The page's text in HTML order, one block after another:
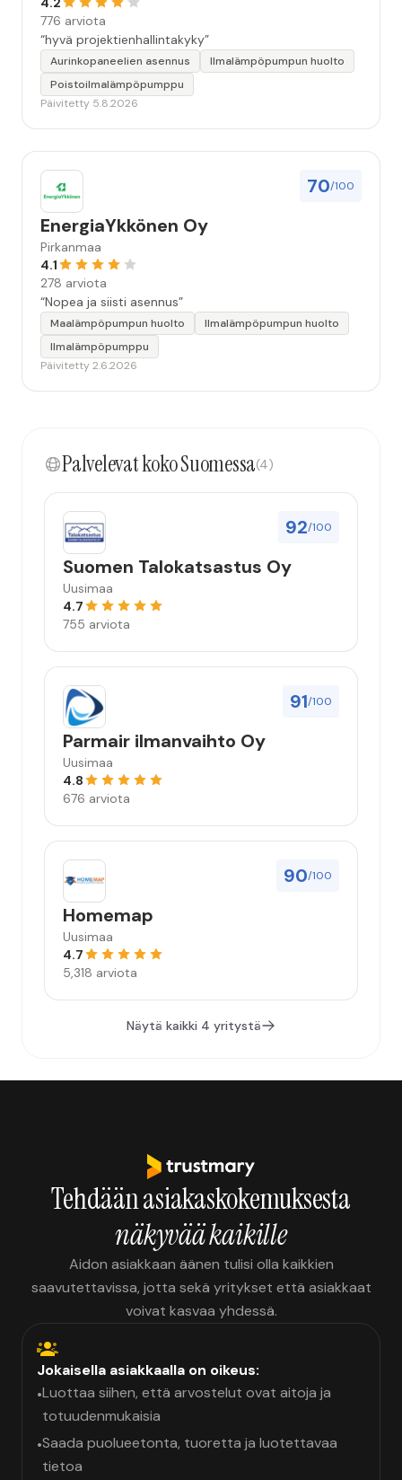
776 arviota
“hyvä projektienhallintakyky”
Aurinkopaneelien asennus
Ilmalämpöpumpun huolto
Poistoilmalämpöpumppu
Päivitetty 5.8.2026
70/100
EnergiaYkkönen Oy
Pirkanmaa
4.1
278 arviota
“Nopea ja siisti asennus”
Maalämpöpumpun huolto
Ilmalämpöpumpun huolto
Ilmalämpöpumppu
Päivitetty 2.6.2026
Palvelevat koko Suomessa(4)
92/100
Suomen Talokatsastus Oy
Uusimaa
4.7
755 arviota
91/100
Parmair ilmanvaihto Oy
Uusimaa
4.8
676 arviota
90/100
Homemap
Uusimaa
4.7
5,318 arviota
Näytä kaikki 4 yritystä
Tehdään asiakaskokemuksesta
näkyvää kaikille
Aidon asiakkaan äänen tulisi olla kaikkien
saavutettavissa, jotta sekä yritykset että asiakkaat
voivat kasvaa yhdessä.
Jokaisella asiakkaalla on oikeus:
•Luottaa siihen, että arvostelut ovat aitoja ja
totuudenmukaisia
•Saada puolueetonta, tuoretta ja luotettavaa
tietoa